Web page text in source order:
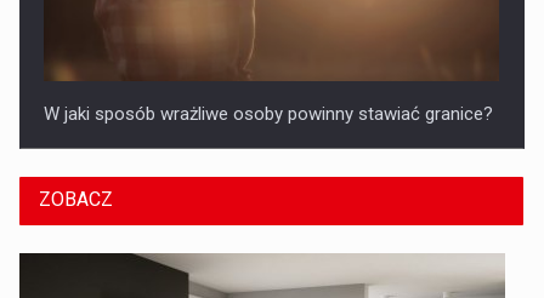
W jaki sposób wrażliwe osoby powinny stawiać granice?
ZOBACZ